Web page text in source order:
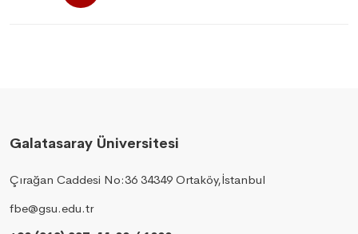
Galatasaray Üniversitesi
Çırağan Caddesi No:36 34349 Ortaköy,İstanbul
fbe@gsu.edu.tr